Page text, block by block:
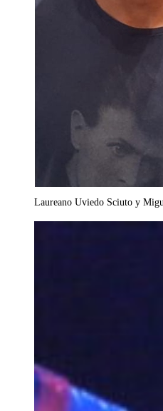
Laureano Uviedo Sciuto y